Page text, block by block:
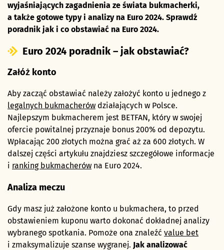
wyjaśniających zagadnienia ze świata bukmacherki,
a także gotowe typy i analizy na Euro 2024. Sprawdź
poradnik jak i co obstawiać na Euro 2024.
Euro 2024 poradnik – jak obstawiać?
Załóż konto
Aby zacząć obstawiać należy założyć konto u jednego z
legalnych bukmacherów działających w Polsce.
Najlepszym bukmacherem jest BETFAN, który w swojej
ofercie powitalnej przyznaje bonus 200% od depozytu.
Wpłacając 200 złotych można grać aż za 600 złotych. W
dalszej części artykułu znajdziesz szczegółowe informacje
i ranking bukmacherów na Euro 2024.
Analiza meczu
Gdy masz już założone konto u bukmachera, to przed
obstawieniem kuponu warto dokonać dokładnej analizy
wybranego spotkania. Pomoże ona znaleźć value bet
i zmaksymalizuje szanse wygranej. Jak analizować